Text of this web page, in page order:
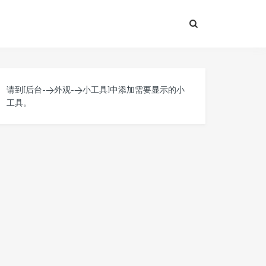
请到[后台->外观->小工具]中添加需要显示的小
工具。